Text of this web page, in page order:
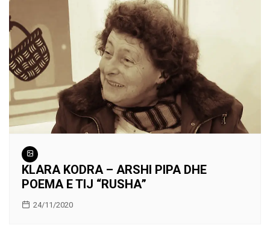
KLARA KODRA – ARSHI PIPA DHE
POEMA E TIJ “RUSHA”
24/11/2020